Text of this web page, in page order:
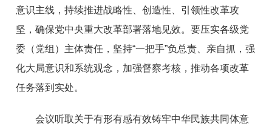
意识主线，持续推进战略性、创造性、引领性改革攻
坚，确保党中央重大改革部署落地见效。要压实各级党
委（党组）主体责任，坚持“一把手”负总责、亲自抓，强
化大局意识和系统观念，加强督察考核，推动各项改革
任务落到实处。
会议听取关于有形有感有效铸牢中华民族共同体意